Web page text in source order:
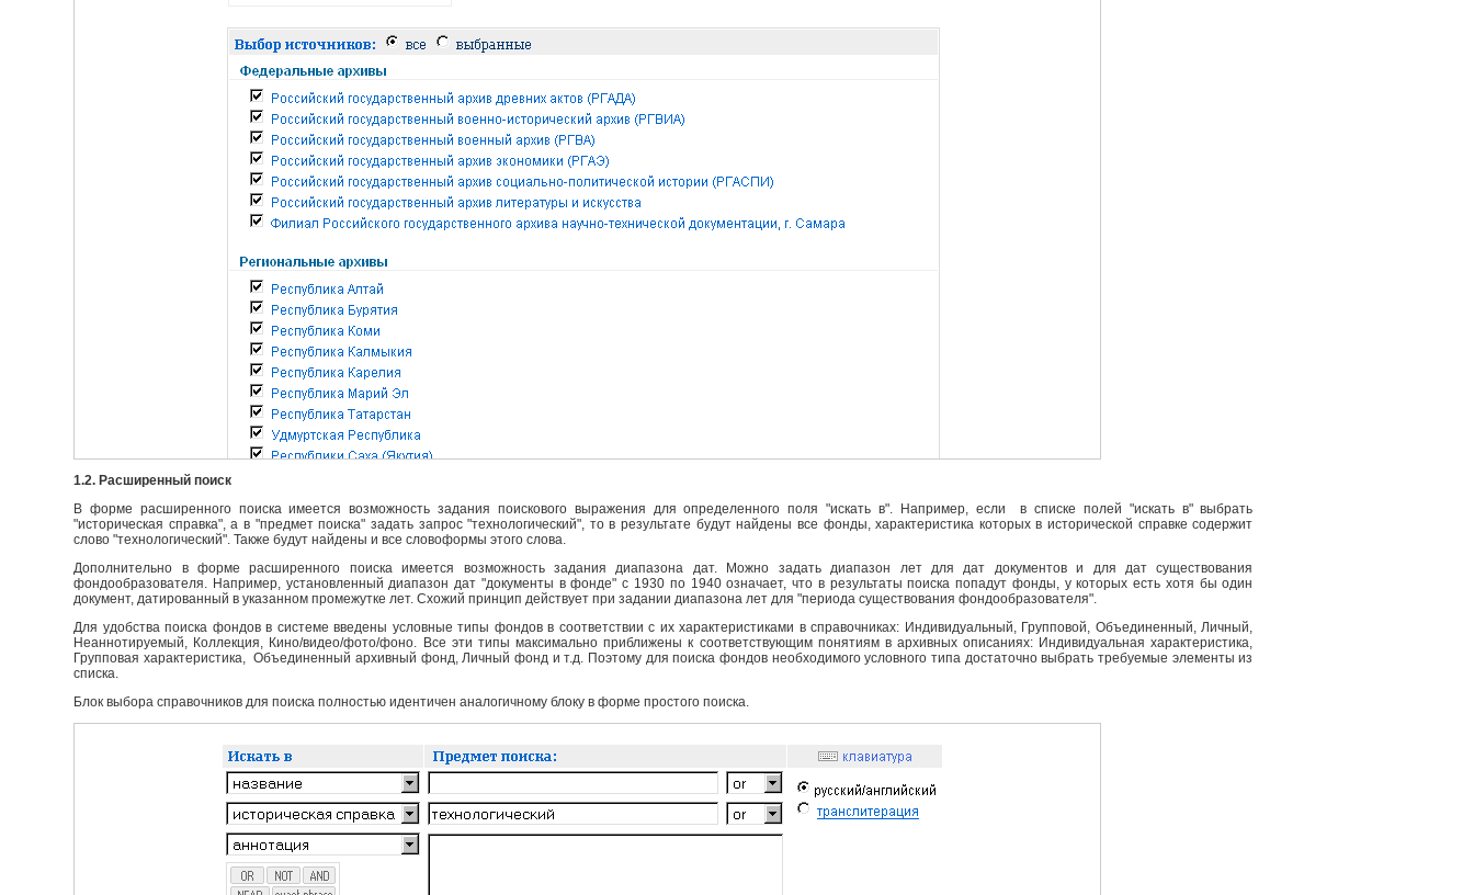
1.2. Расширенный поиск
В форме расширенного поиска имеется возможность задания поискового выражения для определенного поля "искать в". Например, если в списке полей "искать в" выбрать
"историческая справка", а в "предмет поиска" задать запрос "технологический", то в результате будут найдены все фонды, характеристика которых в исторической справке содержит
слово "технологический". Также будут найдены и все словоформы этого слова.
Дополнительно в форме расширенного поиска имеется возможность задания диапазона дат. Можно задать диапазон лет для дат документов и для дат существования
фондообразователя. Например, установленный диапазон дат "документы в фонде" с 1930 по 1940 означает, что в результаты поиска попадут фонды, у которых есть хотя бы один
документ, датированный в указанном промежутке лет. Схожий принцип действует при задании диапазона лет для "периода существования фондообразователя".
Для удобства поиска фондов в системе введены условные типы фондов в соответствии с их характеристиками в справочниках: Индивидуальный, Групповой, Объединенный, Личный,
Неаннотируемый, Коллекция, Кино/видео/фото/фоно. Все эти типы максимально приближены к соответствующим понятиям в архивных описаниях: Индивидуальная характеристика,
Групповая характеристика, Объединенный архивный фонд, Личный фонд и т.д. Поэтому для поиска фондов необходимого условного типа достаточно выбрать требуемые элементы из
списка.
Блок выбора справочников для поиска полностью идентичен аналогичному блоку в форме простого поиска.